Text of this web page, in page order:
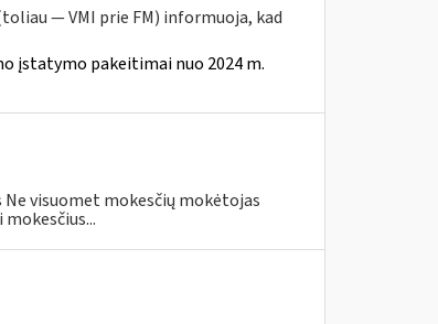
— VMI prie FM) informuoja, kad
įstatymo pakeitimai nuo 2024 m.
visuomet mokesčių mokėtojas